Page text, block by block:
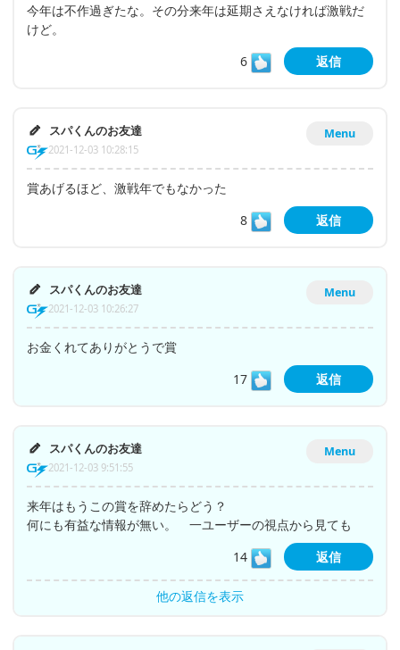
今年は不作過ぎたな。その分来年は延期さえなければ激戦だ
けど。
6
返信
Menu
スパくんのお友達
2021-12-03 10:28:15
賞あげるほど、激戦年でもなかった
8
返信
Menu
スパくんのお友達
2021-12-03 10:26:27
お金くれてありがとうで賞
17
返信
Menu
スパくんのお友達
2021-12-03 9:51:55
来年はもうこの賞を辞めたらどう？
何にも有益な情報が無い。 一ユーザーの視点から見ても
14
返信
他の返信を表示